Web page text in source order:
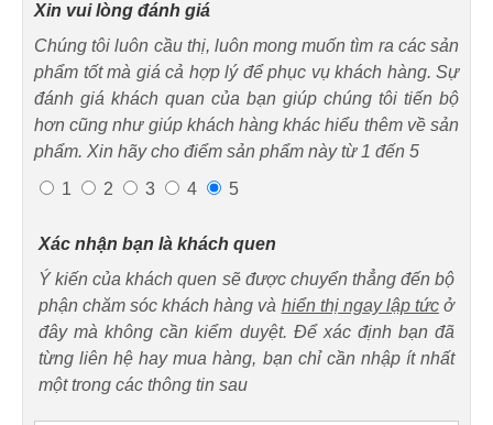
Xin vui lòng đánh giá
Chúng tôi luôn cầu thị, luôn mong muốn tìm ra các sản
phẩm tốt mà giá cả hợp lý để phục vụ khách hàng. Sự
đánh giá khách quan của bạn giúp chúng tôi tiến bộ
hơn cũng như giúp khách hàng khác hiểu thêm về sản
phẩm. Xin hãy cho điểm sản phẩm này từ 1 đến 5
1
2 3 4 5
Xác nhận bạn là khách quen
Ý kiến của khách quen sẽ được chuyển thẳng đến bộ
phận chăm sóc khách hàng và hiển thị ngay lập tứcở
đây mà không cần kiểm duyệt. Để xác định bạn đã
từng liên hệ hay mua hàng, bạn chỉ cần nhập ít nhất
một trong các thông tin sau